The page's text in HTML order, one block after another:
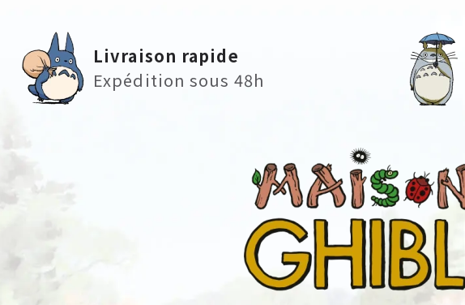
Livraison rapide
Expédition sous 48h